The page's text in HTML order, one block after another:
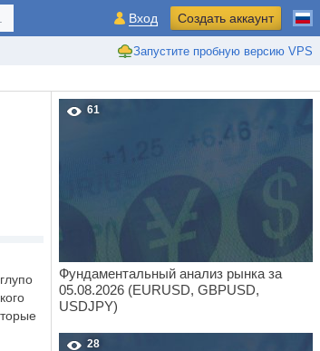
Запустите пробную версию VPS
Вход Создать аккаунт
61
Фундаментальный анализ рынка за
05.08.2026 (EURUSD, GBPUSD,
USDJPY)
28